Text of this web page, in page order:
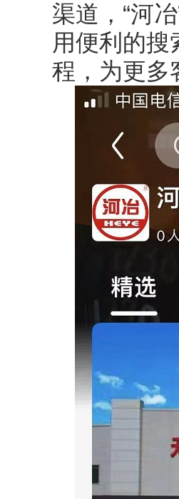
渠道，“河
用便利的搜
程，为更多